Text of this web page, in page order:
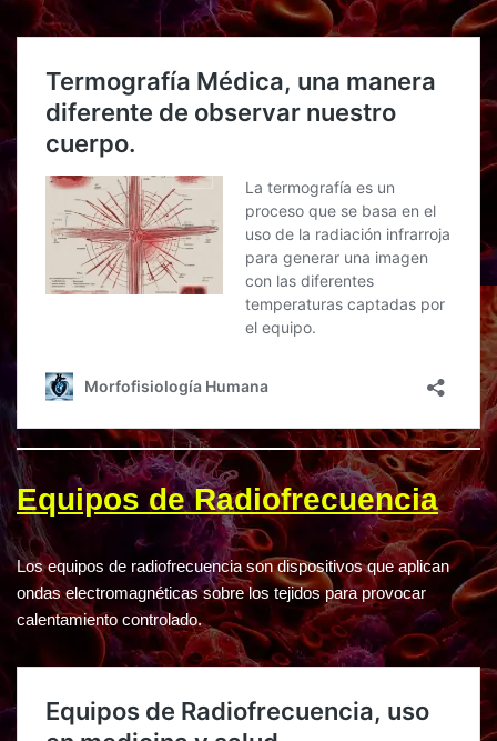
Equipos de Radiofrecuencia
Los equipos de radiofrecuencia son dispositivos que aplican
ondas electromagnéticas sobre los tejidos para provocar
calentamiento controlado.